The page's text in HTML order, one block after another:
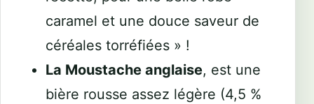
caramel et une douce saveur de
céréales torréfiées » !
La Moustache anglaise, est une
bière rousse assez légère (4,5 %